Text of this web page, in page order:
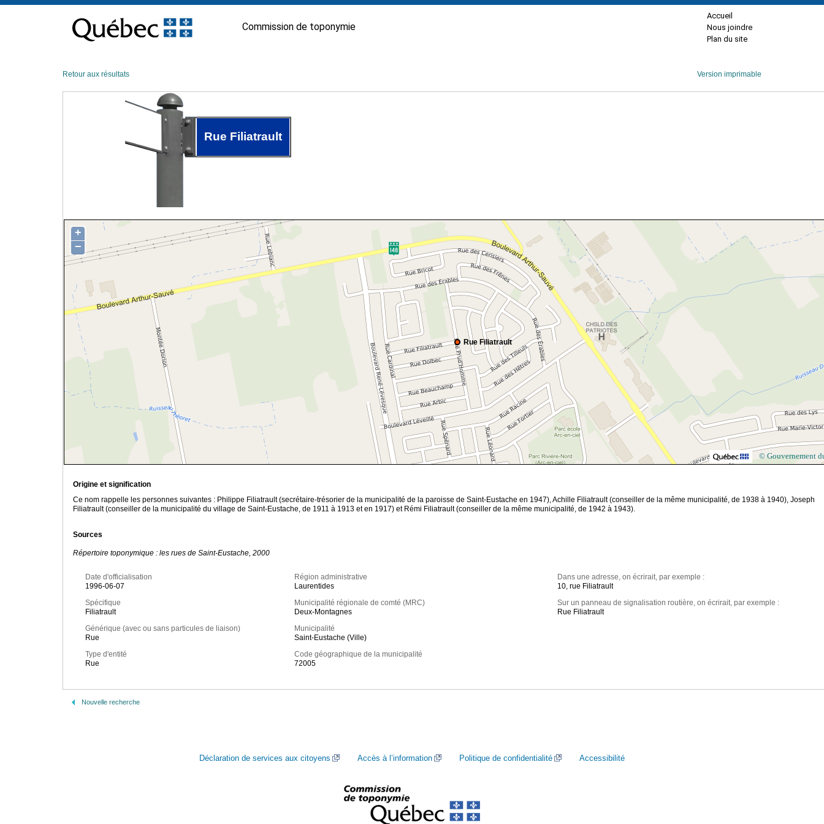
contenu
Commission de toponymie
Accueil
Nous joindre
Plan du site
Retour aux résultats Version imprimable
Rue Filiatrault
Rue Filiatrault
+
−
© Gouvernement
Origine et signification
Ce nom rappelle les personnes suivantes : Philippe Filiatrault (secrétaire-trésorier de la municipalité de la paroisse de Saint-Eustache en 1947), Achille Filiatrault (conseiller de la même municipalité, de 1938 à 1940), Joseph
Filiatrault (conseiller de la municipalité du village de Saint-Eustache, de 1911 à 1913 et en 1917) et Rémi Filiatrault (conseiller de la même municipalité, de 1942 à 1943).
Sources
Répertoire toponymique : les rues de Saint-Eustache, 2000
Date d'officialisation
1996-06-07
Spécifique
Filiatrault
Générique (avec ou sans particules de liaison)
Rue
Type d'entité
Rue
Région administrative
Laurentides
Municipalité régionale de comté (MRC)
Deux-Montagnes
Municipalité
Saint-Eustache (Ville)
Code géographique de la municipalité
72005
Dans une adresse, on écrirait, par exemple :
10, rue Filiatrault
Sur un panneau de signalisation routière, on écrirait, par exemple :
Rue Filiatrault
Nouvelle recherche
Déclaration de services aux citoyens Accès à l’information Politique de confidentialité Accessibilité